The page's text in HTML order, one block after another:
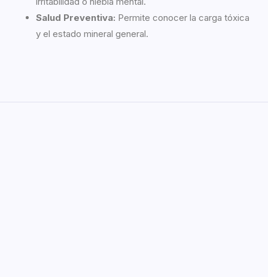
Salud Preventiva: Permite conocer la carga tóxica
y el estado mineral general.